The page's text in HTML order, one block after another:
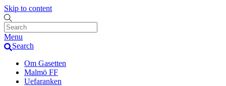
Skip to content
Menu
Search
Om Gasetten
Malmö FF
Uefaranken